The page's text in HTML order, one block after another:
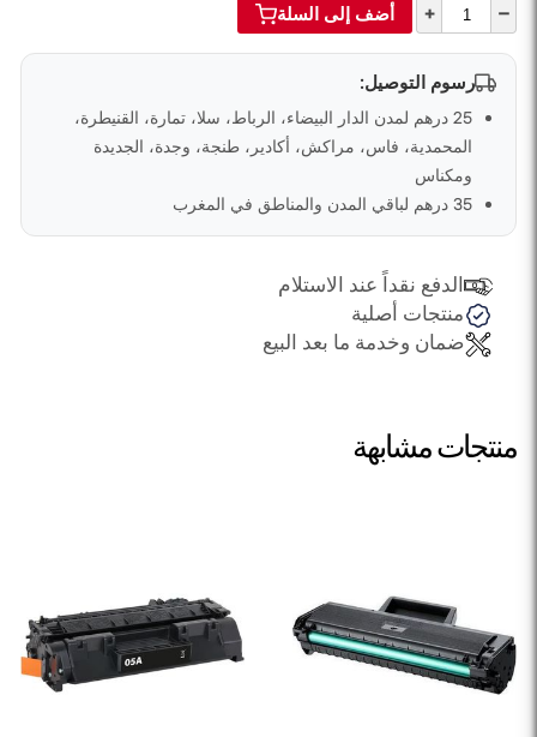
–
+ أضف إلى السلة
رسوم التوصيل:
25 درهم لمدن الدار البيضاء، الرباط، سلا، تمارة، القنيطرة،
المحمدية، فاس، مراكش، أكادير، طنجة، وجدة، الجديدة
ومكناس
35 درهم لباقي المدن والمناطق في المغرب
الدفع نقداً عند الاستلام
منتجات أصلية
ضمان وخدمة ما بعد البيع
منتجات مشابهة